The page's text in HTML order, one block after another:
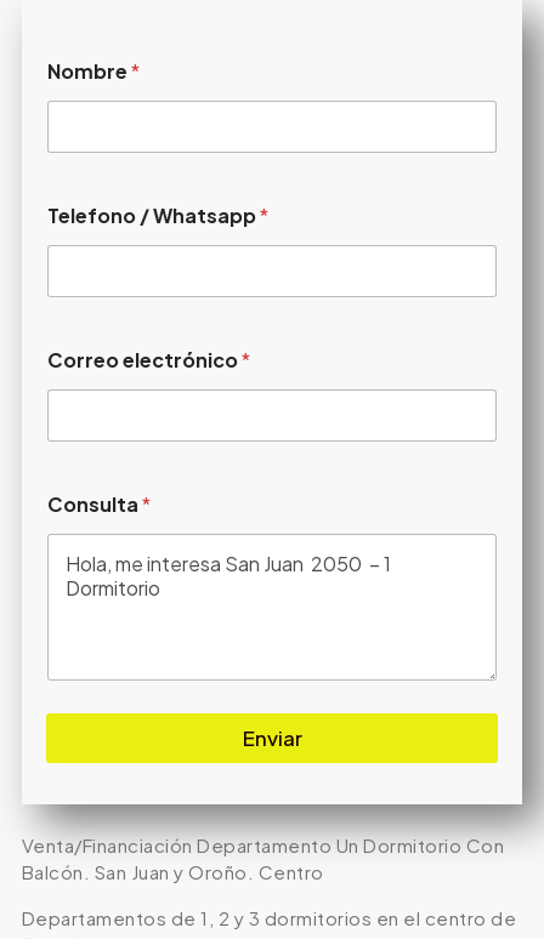
Nombre*
Telefono / Whatsapp*
Correo electrónico*
Consulta*
Enviar
Venta/Financiación Departamento Un Dormitorio Con
Balcón. San Juan y Oroño. Centro
Departamentos de 1, 2 y 3 dormitorios en el centro de